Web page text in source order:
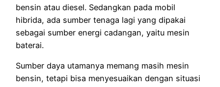
bensin atau diesel. Sedangkan pada mobil
hibrida, ada sumber tenaga lagi yang dipakai
sebagai sumber energi cadangan, yaitu mesin
baterai.
Sumber daya utamanya memang masih mesin
bensin, tetapi bisa menyesuaikan dengan situasi